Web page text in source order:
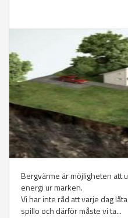
Bergvärme är möjligheten att
energi ur marken.
Vi har inte råd att varje dag
spillo och därför måste vi ta...